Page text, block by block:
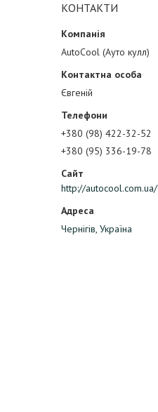
КОНТАКТИ
AutoCool (Ауто кулл)
Євгеній
+380 (98) 422-32-52
+380 (95) 336-19-78
http://autocool.com.ua/
Чернігів, Україна